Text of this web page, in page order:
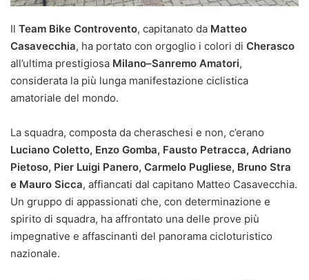
Il Team Bike Controvento, capitanato da Matteo
Casavecchia, ha portato con orgoglio i colori di Cherasco
all’ultima prestigiosa Milano–Sanremo Amatori,
considerata la più lunga manifestazione ciclistica
amatoriale del mondo.
La squadra, composta da cheraschesi e non, c’erano
Luciano Coletto, Enzo Gomba, Fausto Petracca, Adriano
Pietoso, Pier Luigi Panero, Carmelo Pugliese, Bruno Stra
e Mauro Sicca, affiancati dal capitano Matteo Casavecchia.
Un gruppo di appassionati che, con determinazione e
spirito di squadra, ha affrontato una delle prove più
impegnative e affascinanti del panorama cicloturistico
nazionale.